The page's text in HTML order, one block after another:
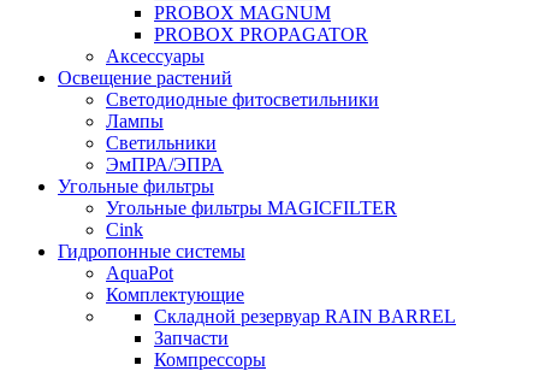
PROBOX MAGNUM
PROBOX PROPAGATOR
Аксессуары
Освещение растений
Светодиодные фитосветильники
Лампы
Светильники
ЭмПРА/ЭПРА
Угольные фильтры
Угольные фильтры MAGICFILTER
Cink
Гидропонные системы
AquaPot
Комплектующие
Складной резервуар RAIN BARREL
Запчасти
Компрессоры